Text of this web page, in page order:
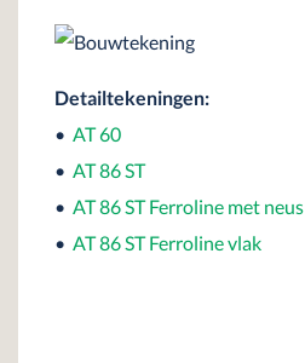
Detailtekeningen:
• AT 60
• AT 86 ST
• AT 86 ST Ferroline met neus
• AT 86 ST Ferroline vlak